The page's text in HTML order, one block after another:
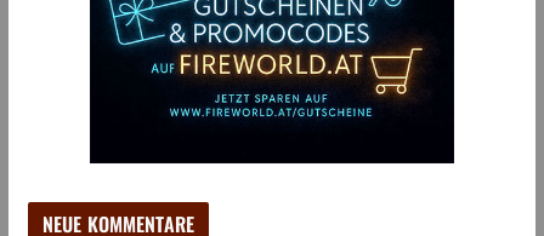
NEUE KOMMENTARE